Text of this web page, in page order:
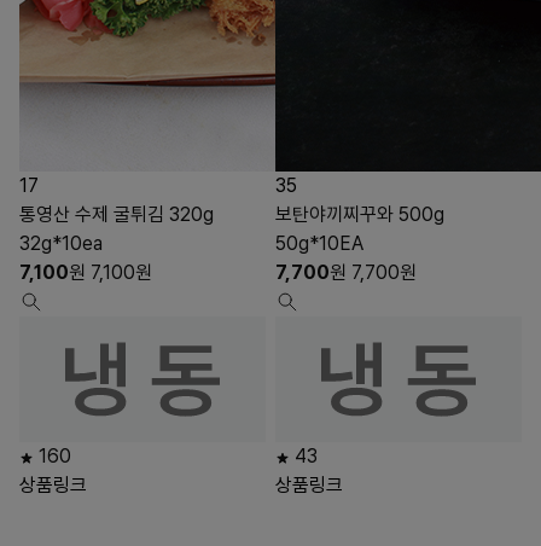
17
통영산 수제 굴튀김 320g
32g*10ea
7,100원 7,100원
160
상품링크
35
보탄야끼찌꾸와 500g
50g*10EA
7,700원 7,700원
43
상품링크